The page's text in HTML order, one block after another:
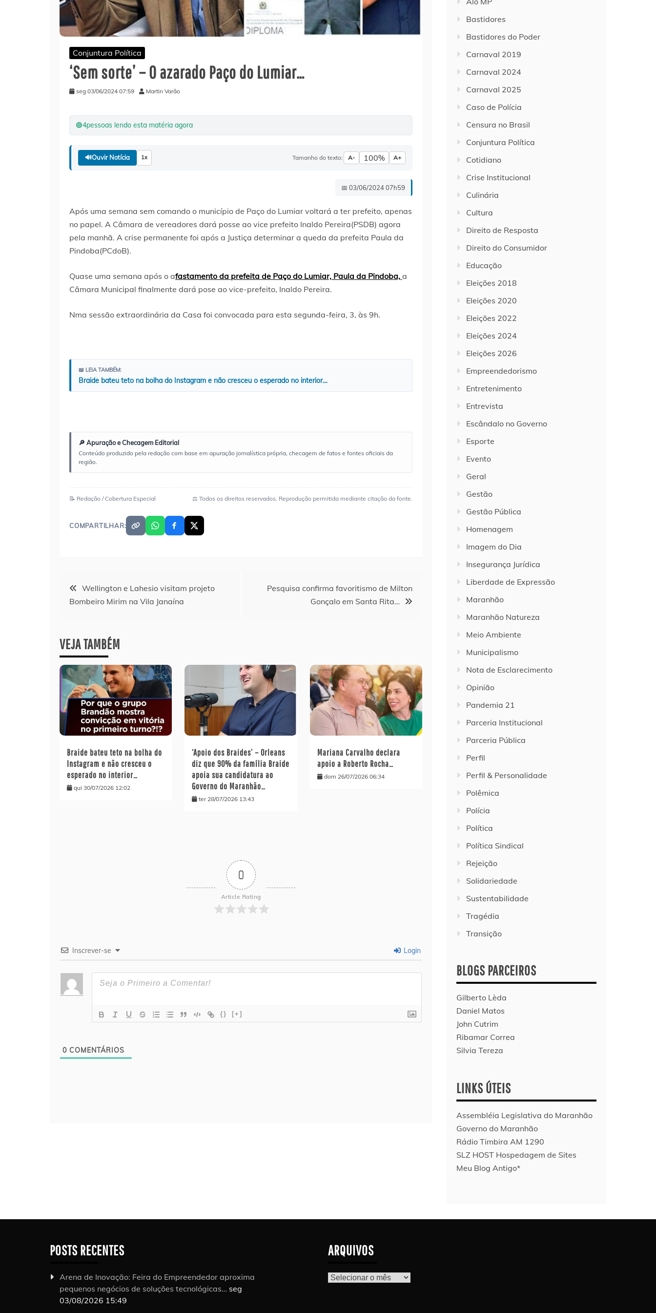
Conjuntura Política
‘Sem sorte’ – O azarado Paço do Lumiar…
seg 03/06/2024 07:59 Martin Varão
🟢4pessoas lendo esta matéria agora
🔊Ouvir Notícia 1x Tamanho do texto: A- 100% A+
📅 03/06/2024 07h59
Após uma semana sem comando o município de Paço do Lumiar voltará a ter prefeito, apenas
no papel. A Câmara de vereadores dará posse ao vice prefeito Inaldo Pereira(PSDB) agora
pela manhã. A crise permanente foi após a Justiça determinar a queda da prefeita Paula da
Pindoba(PCdoB).
Quase uma semana após o afastamento da prefeita de Paço do Lumiar, Paula da Pindoba, a
Câmara Municipal finalmente dará pose ao vice-prefeito, Inaldo Pereira.
Nma sessão extraordinária da Casa foi convocada para esta segunda-feira, 3, às 9h.
📖 LEIA TAMBÉM:
Braide bateu teto na bolha do Instagram e não cresceu o esperado no interior…
🔎 Apuração e Checagem Editorial
Conteúdo produzido pela redação com base em apuração jornalística própria, checagem de fatos e fontes oficiais da
região.
📝 Redação / Cobertura Especial ⚖️ Todos os direitos reservados. Reprodução permitida mediante citação da fonte.
COMPARTILHAR:
Navegação
Post
Wellington e Lahesio visitam projeto
Bombeiro Mirim na Vila Janaína
Pesquisa confirma favoritismo de Milton
Gonçalo em Santa Rita…
VEJA TAMBÉM
Braide bateu teto na bolha do
Instagram e não cresceu o
esperado no interior…
qui 30/07/2026 12:02
‘Apoio dos Braides’ – Orleans
diz que 90% da família Braide
apoia sua candidatura ao
Governo do Maranhão…
ter 28/07/2026 13:43
Mariana Carvalho declara
apoio a Roberto Rocha…
dom 26/07/2026 06:34
0
Article Rating
Inscrever-se Login
{} [+]
0 COMENTÁRIOS
Bastidores
Bastidores do Poder
Carnaval 2019
Carnaval 2024
Carnaval 2025
Caso de Polícia
Censura no Brasil
Conjuntura Política
Cotidiano
Crise Institucional
Culinária
Cultura
Direito de Resposta
Direito do Consumidor
Educação
Eleições 2018
Eleições 2020
Eleições 2022
Eleições 2024
Eleições 2026
Empreendedorismo
Entretenimento
Entrevista
Escândalo no Governo
Esporte
Evento
Geral
Gestão
Gestão Pública
Homenagem
Imagem do Dia
Insegurança Jurídica
Liberdade de Expressão
Maranhão
Maranhão Natureza
Meio Ambiente
Municipalismo
Nota de Esclarecimento
Opinião
Pandemia 21
Parceria Institucional
Parceria Pública
Perfil
Perfil & Personalidade
Polêmica
Polícia
Política
Política Sindical
Rejeição
Solidariedade
Sustentabilidade
Tragédia
Transição
BLOGS PARCEIROS
Gilberto Lèda
Daniel Matos
John Cutrim
Ribamar Correa
Silvia Tereza
LINKS ÚTEIS
Assembléia Legislativa do Maranhão
Governo do Maranhão
Rádio Timbira AM 1290
SLZ HOST Hospedagem de Sites
Meu Blog Antigo*
POSTS RECENTES
Arena de Inovação: Feira do Empreendedor aproxima
pequenos negócios de soluções tecnológicas… seg
03/08/2026 15:49
ARQUIVOS
Arquivos